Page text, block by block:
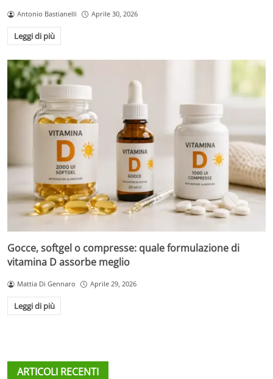
Antonio Bastianelli Aprile 30, 2026
Leggi di più
Gocce, softgel o compresse: quale formulazione di
vitamina D assorbe meglio
Mattia Di Gennaro Aprile 29, 2026
Leggi di più
ARTICOLI RECENTI